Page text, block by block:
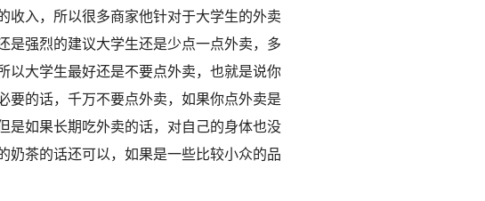
入，所以很多商家他针对于大学生的外卖
是强烈的建议大学生还是少点一点外卖，多
以大学生最好还是不要点外卖，也就是说你
要的话，千万不要点外卖，如果你点外卖是
是如果长期吃外卖的话，对自己的身体也没
奶茶的话还可以，如果是一些比较小众的品